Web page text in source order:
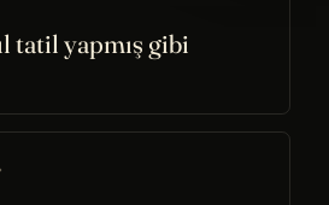
tatil yapmış gibi